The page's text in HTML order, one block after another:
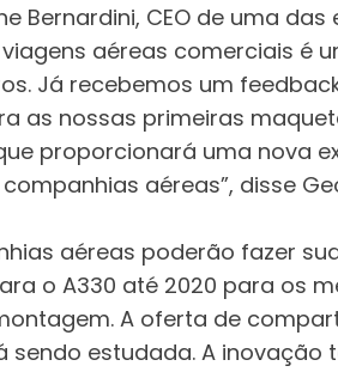
Bernardini, CEO de uma das
aéreas comerciais é
Já recebemos um
as nossas primeiras
proporcionará uma nova
aéreas”, disse
aéreas poderão fazer
o A330 até 2020 para os
A oferta de
sendo estudada. A